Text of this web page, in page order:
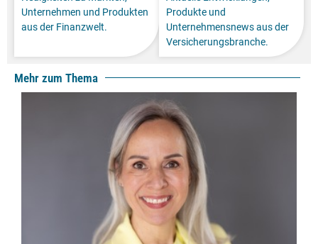
Unternehmen und Produkten
aus der Finanzwelt.
Produkte und
Unternehmensnews aus der
Versicherungsbranche.
Mehr zum Thema